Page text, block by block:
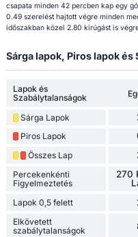
csapata minden 42 percben kap egy
0.49 szerelést hajtott végre minden
időszakban közel 2.80 kirúgást is
Sárga lapok, Piros lapok
Lapok és
Szabálytalanságok
Sárga Lapok
Piros Lapok
Összes Lap
Percekenkénti
Figyelmeztetés
270
Lapok 0,5 felett
Elkövetett
szabálytalanságok